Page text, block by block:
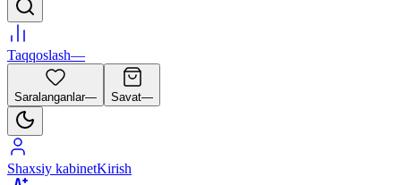
Taqqoslash—
Saralanganlar— Savat—
Shaxsiy kabinetKirish